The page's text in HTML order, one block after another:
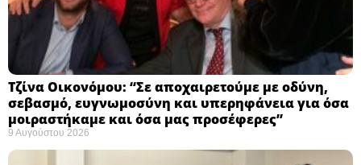
Τζίνα Οικονόμου: “Σε αποχαιρετούμε με οδύνη,
σεβασμό, ευγνωμοσύνη και υπερηφάνεια για όσα
μοιραστήκαμε και όσα μας προσέφερες”
9 Αυγούστου 2026